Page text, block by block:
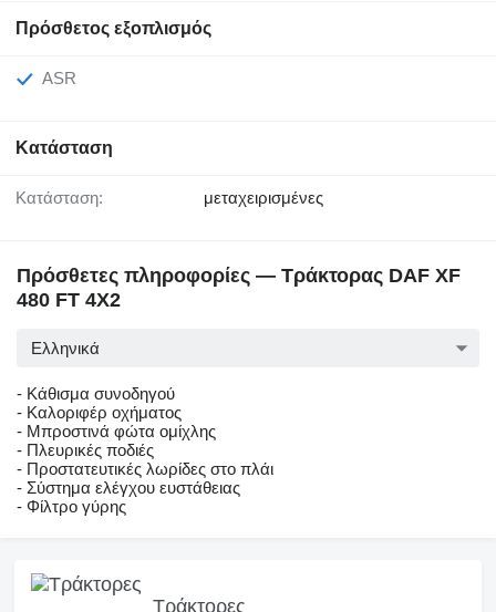
Πρόσθετος εξοπλισμός
ASR
Κατάσταση
Κατάσταση: μεταχειρισμένες
Πρόσθετες πληροφορίες — Τράκτορας DAF XF
480 FT 4X2
Ελληνικά
- Κάθισμα συνοδηγού
- Καλοριφέρ οχήματος
- Μπροστινά φώτα ομίχλης
- Πλευρικές ποδιές
- Προστατευτικές λωρίδες στο πλάι
- Σύστημα ελέγχου ευστάθειας
- Φίλτρο γύρης
Τράκτορες